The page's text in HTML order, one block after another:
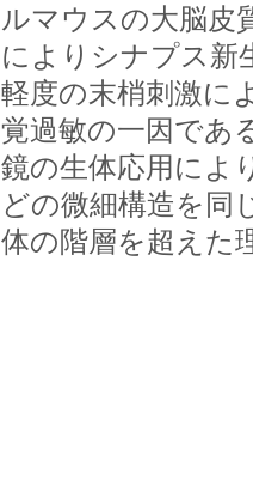
ルマウスの大脳皮
によりシナプス新
軽度の末梢刺激に
覚過敏の一因であ
鏡の生体応用によ
どの微細構造を
体の階層を超えた